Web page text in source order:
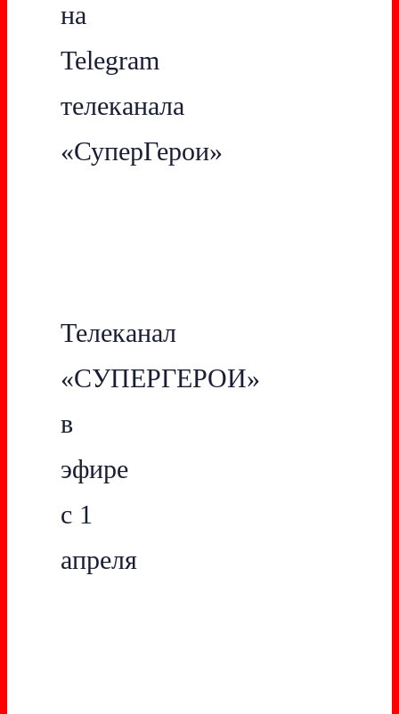
на
Telegram
телеканала
«СуперГерои»
Телеканал
«СУПЕРГЕРОИ»
в
эфире
с 1
апреля